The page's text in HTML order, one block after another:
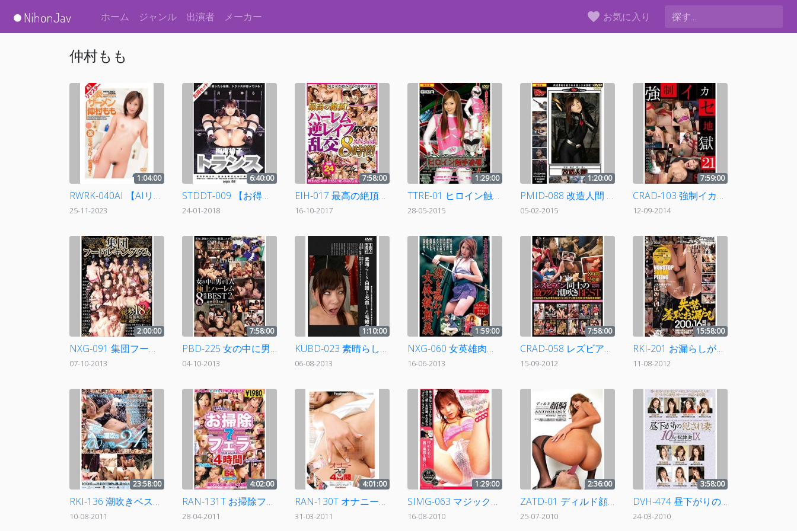
ホーム ジャンル 出演者 メーカー favorite お気に入り
仲村もも
1:04:00
RWRK-040AI 【AIリマスター版】猥褻ザーメン 仲村もも
25-11-2023
6:40:00
STDDT-009 【お得セット】まとめて抜ける！拘束椅子トランス3本セットVOL3
24-01-2018
7:58:00
EIH-017 最高の絶頂！ハーレム逆レイプ乱交スペシャル8時間
16-10-2017
1:29:00
TTRE-01 ヒロイン触手凌辱 突撃部隊チャージファイブ 仲村もも
28-05-2015
1:20:00
PMID-088 改造人間 第四巻 仲村もも
05-02-2015
7:59:00
CRAD-103 強制イカセ地獄21タイトル8時間
12-09-2014
2:00:00
NXG-091 集団フードルキングダム
07-10-2013
7:58:00
PBD-225 女の中に男が1人 極上ハーレム8時間BEST 2
04-10-2013
1:10:00
KUBD-023 素晴らしき白眼と充血した毛細血管
06-08-2013
1:59:00
NXG-060 女英雄肉欲伝奇 漢を惑わす女体秘奥義
16-06-2013
7:58:00
CRAD-058 レズビアン同士の激アクメ潮吹きBEST 8時間
15-09-2012
15:58:00
RKI-201 お漏らしが止まらない！気持ちよすぎる失禁・羞恥お漏らし200人16時間
11-08-2012
23:58:00
RKI-136 潮吹きベストの傑作 終わらない潮吹き100連発24時間
10-08-2011
4:02:00
RAN-131T お掃除フェラ 4時間 7
28-04-2011
4:01:00
RAN-130T オナニーフェチ 3 4時間
31-03-2011
1:29:00
SIMG-063 マジックファックルーム 仲村もも
16-08-2010
2:36:00
ZATD-01 ディルド顔騎 ANTHOLOGY
25-07-2010
3:58:00
DVH-474 昼下がりの犯され妻 10人の奴隷妻 9
24-03-2010